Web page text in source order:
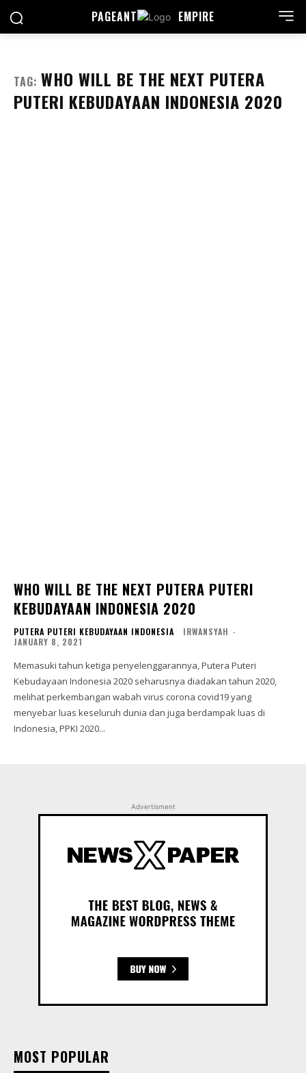
PAGEANT EMPIRE
TAG: WHO WILL BE THE NEXT PUTERA
PUTERI KEBUDAYAAN INDONESIA 2020
WHO WILL BE THE NEXT PUTERA PUTERI
KEBUDAYAAN INDONESIA 2020
PUTERA PUTERI KEBUDAYAAN INDONESIA IRWANSYAH -
JANUARY 8, 2021
Memasuki tahun ketiga penyelenggarannya, Putera Puteri
Kebudayaan Indonesia 2020 seharusnya diadakan tahun 2020,
melihat perkembangan wabah virus corona covid19 yang
menyebar luas keseluruh dunia dan juga berdampak luas di
Indonesia, PPKI 2020...
Advertisment
MOST POPULAR